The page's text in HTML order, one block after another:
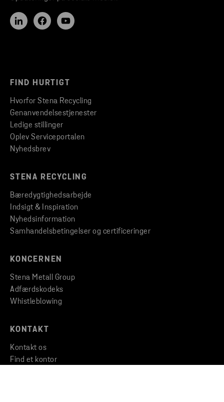
FIND HURTIGT
Hvorfor Stena Recycling
Genanvendelsestjenester
Ledige stillinger
Oplev Serviceportalen
Nyhedsbrev
STENA RECYCLING
Bæredygtighedsarbejde
Indsigt & Inspiration
Nyhedsinformation
Samhandelsbetingelser og certificeringer
KONCERNEN
Stena Metall Group
Adfærdskodeks
Whistleblowing
KONTAKT
Kontakt os
Find et kontor